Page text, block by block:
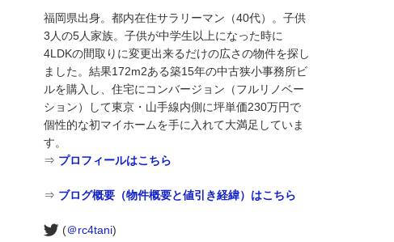
福岡県出身。都内在住サラリーマン（40代）。子供
3人の5人家族。子供が中学生以上になった時に
4LDKの間取りに変更出来るだけの広さの物件を探し
ました。結果172m2ある築15年の中古狭小事務所ビ
ルを購入し、住宅にコンバージョン（フルリノベー
ション）して東京・山手線内側に坪単価230万円で
個性的な初マイホームを手に入れて大満足していま
す。
⇒ プロフィールはこちら
⇒ ブログ概要（物件概要と値引き経緯）はこちら
(＠rc4tani)